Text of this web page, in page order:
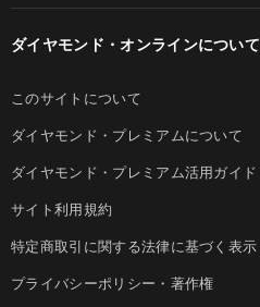
ダイヤモンド・オンラインについて
このサイトについて
ダイヤモンド・プレミアムについて
ダイヤモンド・プレミアム活用ガイド
サイト利用規約
特定商取引に関する法律に基づく表示
プライバシーポリシー・著作権